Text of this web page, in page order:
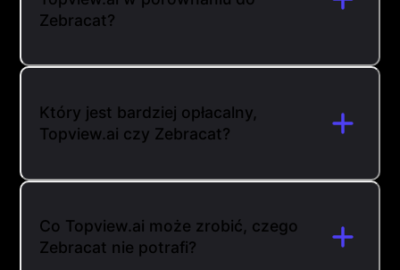
Zebracat?
Który jest bardziej opłacalny,
Topview.ai czy Zebracat?
Co Topview.ai może zrobić, czego
Zebracat nie potrafi?